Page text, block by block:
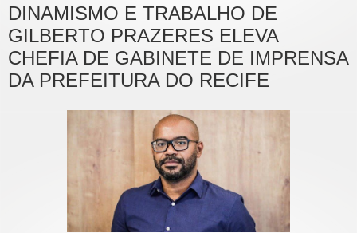
DINAMISMO E TRABALHO DE
GILBERTO PRAZERES ELEVA
CHEFIA DE GABINETE DE IMPRENSA
DA PREFEITURA DO RECIFE